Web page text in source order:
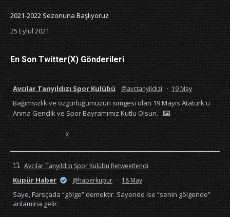
2021-2022 Sezonuna Başlıyoruz
25 Eylül 2021
En Son Twitter(X) Gönderileri
Avcılar Tanyıldızı Spor Kulübü @avctanyildizi · 19 May
Bağımsızlık ve özgürlüğümüzün simgesi olan 19 Mayıs Atatürk'ü
Anma Gençlik ve Spor Bayramımız Kutlu Olsun.
X
Avcılar Tanyıldızı Spor Kulübü Retweetlendi
Kupür Haber @haberkupur · 18 May
Saye, Farsçada “gölge” demektir. Sayende ise “senin gölgende”
anlamına gelir.